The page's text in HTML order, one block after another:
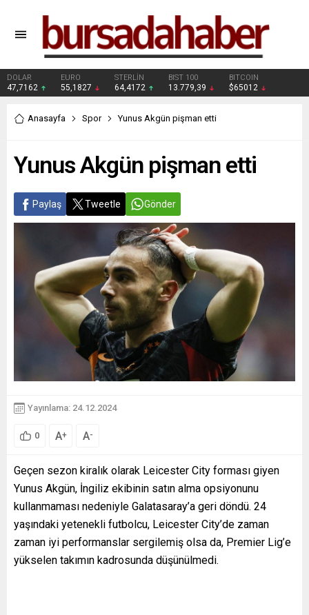
DOLAR
47,7162
EURO
55,1827
STERLİN
64,4172
BIST 100
13.779,39
BITCOIN
$65012
Anasayfa Spor Yunus Akgün pişman etti
Yunus Akgün pişman etti
Paylaş Tweetle Gönder
Yayınlama: 24.12.2024
0 A+ A-
Geçen sezon kiralık olarak Leicester City forması giyen
Yunus Akgün, İngiliz ekibinin satın alma opsiyonunu
kullanmaması nedeniyle Galatasaray’a geri döndü. 24
yaşındaki yetenekli futbolcu, Leicester City’de zaman
zaman iyi performanslar sergilemiş olsa da, Premier Lig’e
yükselen takımın kadrosunda düşünülmedi.